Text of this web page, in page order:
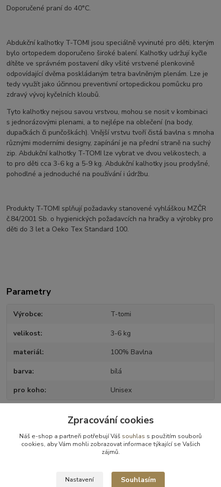
Doporučené praní do 40°C.
Abdukční kalhotky T-TOMI jsou speciálně vyvinuté pro děti, kterým
bylo ortopedem doporučeno široké balení. Kalhotky udržují kyčle
dítěte ve správném postavení díky všité vrstvené plenkovině
odpovídající dvěma poskládaným tetra bavlněným plenám. Lze je
tedy využít jako účinnou preventivní ortopedickou pomůcku pro
zdravý vývoj kyčelních kloubů.
Tyto kalhotky nejsou savou vrstvou, mohou se nosit v kombinaci
s jednorázovými plenami, a to nejlépe na oblečení (na body,
dupačkách či punčoškách). Vnější vrstvu tvoří čistá bavlna s mnoha
různými moderními designy, zapínání je na přední straně na suchý
zip. Abdukční kalhotky T-TOMI lze vybrat ve dvou velikostech, a
to pro děti cca 3-6 kg a 5-9 kg. Abdukční kalhotky jsou prodyšné,
pohodlné a jednoduché na používání i údržbu.
Produkty T-TOMI splňují požadavky stanovené vyhláškou MZČR
č.84/2001 Sb. o hygienických požadavcích na hračky a výrobky pro
děti do 3 let a Oeko Tex Standard 100.
Parametry
Výrobce T-tomi
velikost 3-6 kg
materiál 100% Bavlna
barva bílá
pro koho Unisex
Zboží zařazeno v kategoriích
Přebalování
Zpracování cookies
Náš e-shop a partneři potřebují Váš souhlas s použitím souborů
cookies, aby Vám mohli zobrazovat informace týkající se Vašich
zájmů.
Nastavení Souhlasím